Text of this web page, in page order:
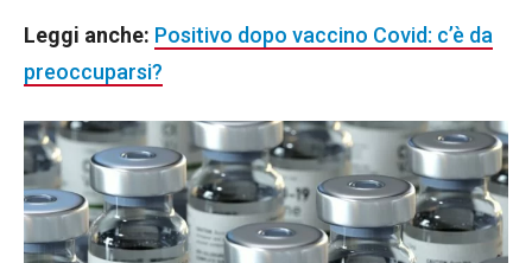
Leggi anche: Positivo dopo vaccino Covid: c’è da
preoccuparsi?